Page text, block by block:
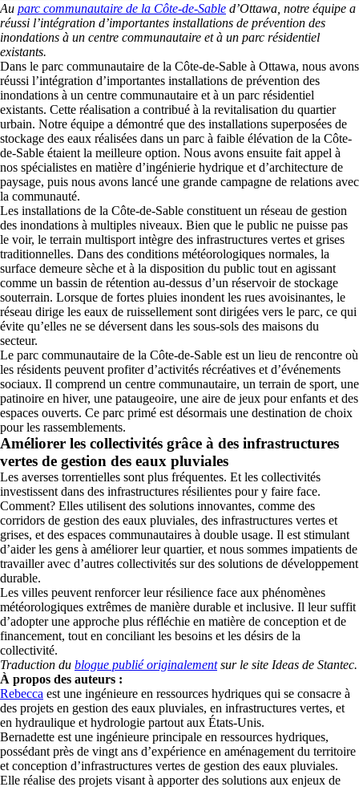
Au parc communautaire de la Côte-de-Sable d’Ottawa, notre équipe a
réussi l’intégration d’importantes installations de prévention des
inondations à un centre communautaire et à un parc résidentiel
existants.
Dans le parc communautaire de la Côte-de-Sable à Ottawa, nous avons
réussi l’intégration d’importantes installations de prévention des
inondations à un centre communautaire et à un parc résidentiel
existants. Cette réalisation a contribué à la revitalisation du quartier
urbain. Notre équipe a démontré que des installations superposées de
stockage des eaux réalisées dans un parc à faible élévation de la Côte-
de-Sable étaient la meilleure option. Nous avons ensuite fait appel à
nos spécialistes en matière d’ingénierie hydrique et d’architecture de
paysage, puis nous avons lancé une grande campagne de relations avec
la communauté.
Les installations de la Côte-de-Sable constituent un réseau de gestion
des inondations à multiples niveaux. Bien que le public ne puisse pas
le voir, le terrain multisport intègre des infrastructures vertes et grises
traditionnelles. Dans des conditions météorologiques normales, la
surface demeure sèche et à la disposition du public tout en agissant
comme un bassin de rétention au-dessus d’un réservoir de stockage
souterrain. Lorsque de fortes pluies inondent les rues avoisinantes, le
réseau dirige les eaux de ruissellement sont dirigées vers le parc, ce qui
évite qu’elles ne se déversent dans les sous-sols des maisons du
secteur.
Le parc communautaire de la Côte-de-Sable est un lieu de rencontre où
les résidents peuvent profiter d’activités récréatives et d’événements
sociaux. Il comprend un centre communautaire, un terrain de sport, une
patinoire en hiver, une pataugeoire, une aire de jeux pour enfants et des
espaces ouverts. Ce parc primé est désormais une destination de choix
pour les rassemblements.
Améliorer les collectivités grâce à des infrastructures
vertes de gestion des eaux pluviales
Les averses torrentielles sont plus fréquentes. Et les collectivités
investissent dans des infrastructures résilientes pour y faire face.
Comment? Elles utilisent des solutions innovantes, comme des
corridors de gestion des eaux pluviales, des infrastructures vertes et
grises, et des espaces communautaires à double usage. Il est stimulant
d’aider les gens à améliorer leur quartier, et nous sommes impatients de
travailler avec d’autres collectivités sur des solutions de développement
durable.
Les villes peuvent renforcer leur résilience face aux phénomènes
météorologiques extrêmes de manière durable et inclusive. Il leur suffit
d’adopter une approche plus réfléchie en matière de conception et de
financement, tout en conciliant les besoins et les désirs de la
collectivité.
Traduction du blogue publié originalementsur le site Ideas de Stantec.
À propos des auteurs :
Rebecca est une ingénieure en ressources hydriques qui se consacre à
des projets en gestion des eaux pluviales, en infrastructures vertes, et
en hydraulique et hydrologie partout aux États-Unis.
Bernadette est une ingénieure principale en ressources hydriques,
possédant près de vingt ans d’expérience en aménagement du territoire
et conception d’infrastructures vertes de gestion des eaux pluviales.
Elle réalise des projets visant à apporter des solutions aux enjeux de